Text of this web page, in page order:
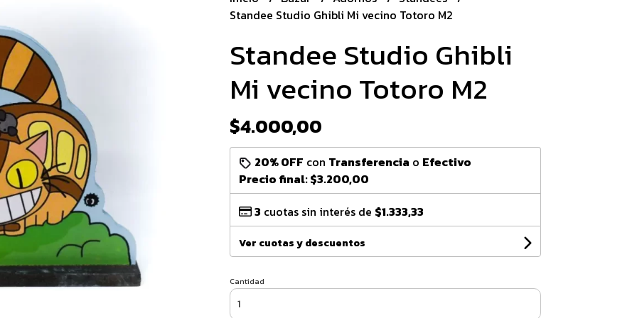
Standee Studio Ghibli Mi vecino Totoro M2
Standee Studio Ghibli
Mi vecino Totoro M2
$4.000,00
20% OFF con Transferencia o Efectivo
Precio final:$3.200,00
3 cuotas sin interés de $1.333,33
Ver cuotas y descuentos
Cantidad